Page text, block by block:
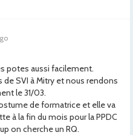
potes aussi facilement.
de SVI à Mitry et nous rendons
le 31/03.
de formatrice et elle va
à la fin du mois pour la PPDC
on cherche un RQ.